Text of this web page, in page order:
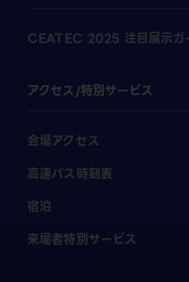
CEATEC 2025 注目展示ガ
アクセス/特別サービス
会場アクセス
高速バス時刻表
宿泊
来場者特別サービス